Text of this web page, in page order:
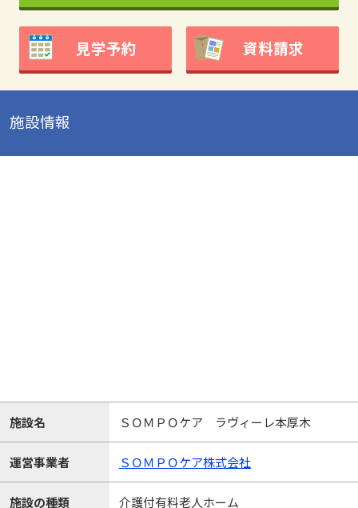
見学予約 資料請求
施設情報
施設名 ＳＯＭＰＯケア ラヴィーレ本厚木
運営事業者 ＳＯＭＰＯケア株式会社
施設の種類 介護付有料老人ホーム